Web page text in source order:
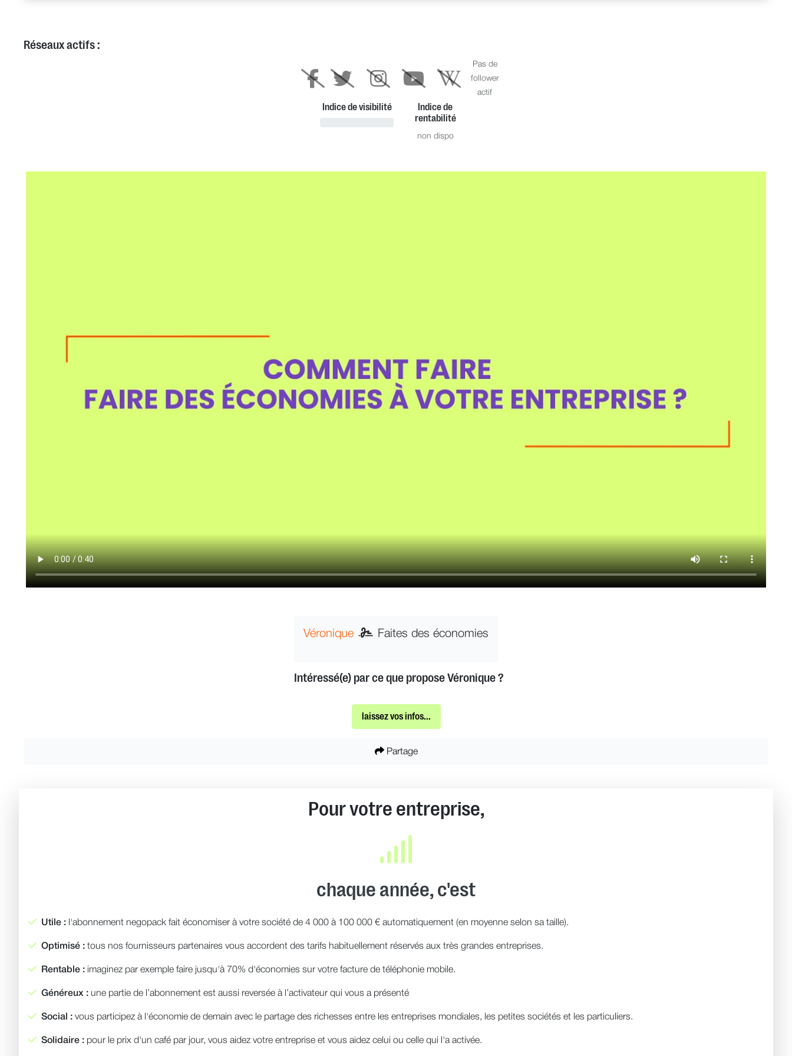
Réseaux actifs :
Pas de
follower
actif
Indice de visibilité
Indice de
rentabilité
non dispo
Véronique Faites des économies
Intéressé(e) par ce que propose Véronique ?
laissez vos infos...
Partage
Pour votre entreprise,
chaque année, c'est
Utile : l'abonnement negopack fait économiser à votre société de 4 000 à 100 000 € automatiquement (en moyenne selon sa taille).
Optimisé : tous nos fournisseurs partenaires vous accordent des tarifs habituellement réservés aux très grandes entreprises.
Rentable : imaginez par exemple faire jusqu'à 70% d'économies sur votre facture de téléphonie mobile.
Généreux : une partie de l’abonnement est aussi reversée à l’activateur qui vous a présenté
Social : vous participez à l'économie de demain avec le partage des richesses entre les entreprises mondiales, les petites sociétés et les particuliers.
Solidaire : pour le prix d'un café par jour, vous aidez votre entreprise et vous aidez celui ou celle qui l'a activée.